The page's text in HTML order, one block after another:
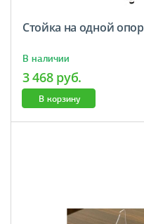
Стойка на одной
В наличии
3 468 руб.
В корзину